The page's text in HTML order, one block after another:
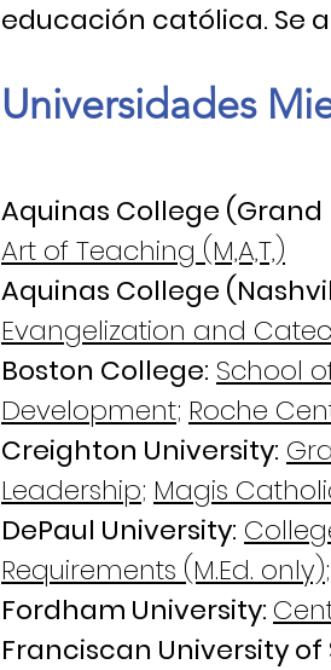
educación católica. Se
Universidades
Aquinas College (Grand
Art of Teaching (M,A,T,)
Aquinas College
Evangelization and
Boston College: School
Development; Roche
Creighton University:
Leadership; Magis
DePaul University:
Requirements (M.Ed. only);
Fordham University:
Franciscan University of